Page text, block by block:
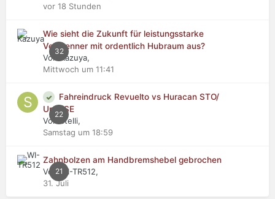
vor 18 Stunden
32
Wie sieht die Zukunft für leistungsstarke
Verbrenner mit ordentlich Hubraum aus?
Von Kazuya,
Mittwoch um 11:41
22
Fahreindruck Revuelto vs Huracan STO/
Urus SE
Von stelli,
Samstag um 18:59
21
Zahnbolzen am Handbremshebel gebrochen
Von WI-TR512,
31. Juli